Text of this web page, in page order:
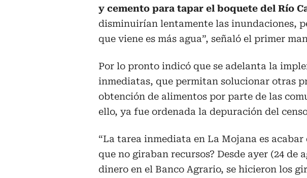
y cemento para tapar el boquete del Río
disminuirían lentamente las inundaciones,
que viene es más agua”, señaló el primer
Por lo pronto indicó que se adelanta la
inmediatas, que permitan solucionar otras
obtención de alimentos por parte de las
ello, ya fue ordenada la depuración del
“La tarea inmediata en La Mojana es
que no giraban recursos? Desde ayer (24 de
dinero en el Banco Agrario, se hicieron los